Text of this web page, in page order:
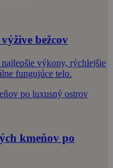
bežcov
výkony, rýchlejšie
fungujúce telo.
kmeňov po